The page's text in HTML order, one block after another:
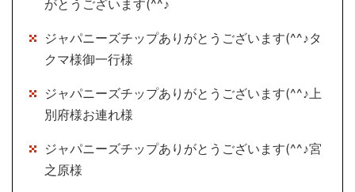
がとうございます(^^♪
ジャパニーズチップありがとうございます(^^♪タ
クマ様御一行様
ジャパニーズチップありがとうございます(^^♪上
別府様お連れ様
ジャパニーズチップありがとうございます(^^♪宮
之原様